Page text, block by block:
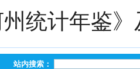
州统计年鉴
站内搜索：